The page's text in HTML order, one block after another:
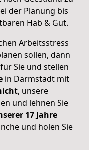
der Planung bis
Hab & Gut.
Arbeitsstress
sollen, dann
Sie und stellen
in Darmstadt mit
, unsere
und lehnen Sie
17 Jahre
und holen Sie